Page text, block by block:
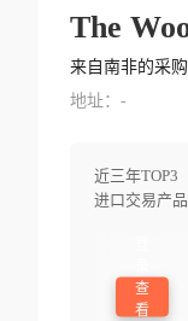
来自南非的采
地址：-
近三年TOP3
进口交易产品
查
看